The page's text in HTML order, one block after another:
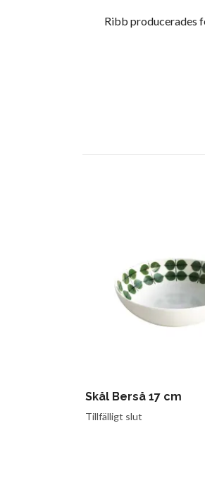
Ribb producerades
Skål Berså 17 cm
Tillfälligt slut